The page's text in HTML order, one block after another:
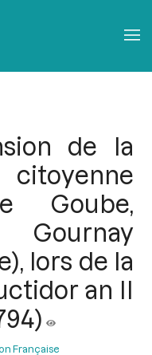
de la
Goube,
lors de la
an II
Française